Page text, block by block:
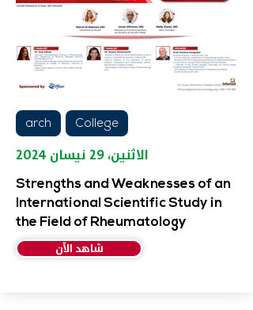
arch College
الاثنين، ٢٩ نيسان ٢٠٢٤
Strengths and Weaknesses of an
International Scientific Study in
the Field of Rheumatology
شاهد الآن